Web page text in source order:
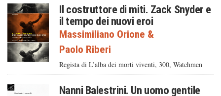
Il costruttore di miti. Zack Snyder e
il tempo dei nuovi eroi
Massimiliano Orione &
Paolo Riberi
Regista di L’alba dei morti viventi, 300, Watchmen
Nanni Balestrini. Un uomo gentile